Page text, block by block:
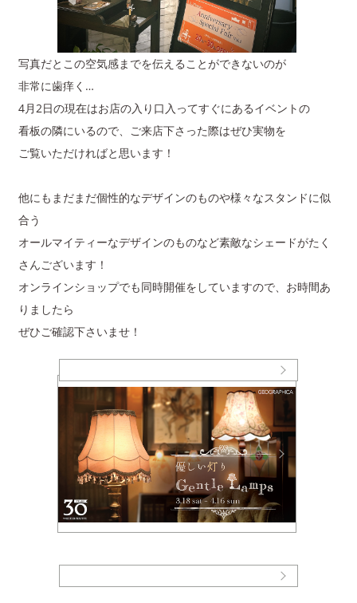
写真だとこの空気感までを伝えることができないのが
非常に歯痒く…
4月2日の現在はお店の入り口入ってすぐにあるイベントの
看板の隣にいるので、ご来店下さった際はぜひ実物を
ご覧いただければと思います！
他にもまだまだ個性的なデザインのものや様々なスタンドに似
合う
オールマイティーなデザインのものなど素敵なシェードがたく
さんございます！
オンラインショップでも同時開催をしていますので、お時間あ
りましたら
ぜひご確認下さいませ！